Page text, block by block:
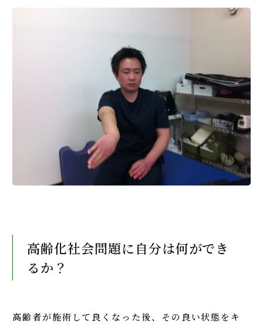
高齢化社会問題に自分は何ができ
るか？
高齢者が施術して良くなった後、その良い状態をキ